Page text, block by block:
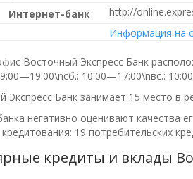
Интернет-банк
http://
Информация на
Восточный Экспресс Банк
10:00—17:00\nвс.:
Экспресс Банк занимает 15 место в
негативно оценивают качества
19 потребительских
кредиты и вклады